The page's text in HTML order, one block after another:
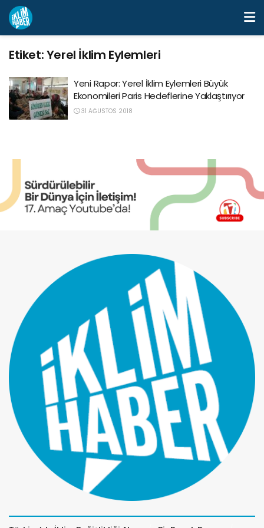
Etiket:Yerel İklim Eylemleri
Yeni Rapor: Yerel İklim Eylemleri Büyük
Ekonomileri Paris Hedeflerine Yaklaştırıyor
31 AĞUSTOS 2018